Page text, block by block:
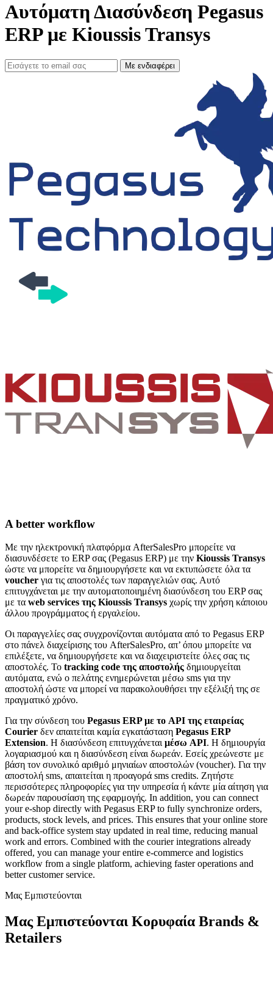
Αυτόματη Διασύνδεση Pegasus
ERP με Kioussis Transys
Με ενδιαφέρει
A better workflow
Με την ηλεκτρονική πλατφόρμα AfterSalesPro μπορείτε να
διασυνδέσετε το ERP σας (Pegasus ERP) με την Kioussis Transys
ώστε να μπορείτε να δημιουργήσετε και να εκτυπώσετε όλα τα
voucher για τις αποστολές των παραγγελιών σας. Αυτό
επιτυγχάνεται με την αυτοματοποιημένη διασύνδεση του ERP σας
με τα web services της Kioussis Transys χωρίς την χρήση κάποιου
άλλου προγράμματος ή εργαλείου.
Οι παραγγελίες σας συγχρονίζονται αυτόματα από το Pegasus ERP
στο πάνελ διαχείρισης του AfterSalesPro, απ’ όπου μπορείτε να
επιλέξετε, να δημιουργήσετε και να διαχειριστείτε όλες σας τις
αποστολές. Το tracking code της αποστολής δημιουργείται
αυτόματα, ενώ ο πελάτης ενημερώνεται μέσω sms για την
αποστολή ώστε να μπορεί να παρακολουθήσει την εξέλιξή της σε
πραγματικό χρόνο.
Για την σύνδεση του Pegasus ERP με το API της εταιρείας
Courier δεν απαιτείται καμία εγκατάσταση Pegasus ERP
Extension. H διασύνδεση επιτυγχάνεται μέσω API. Η δημιουργία
λογαριασμού και η διασύνδεση είναι δωρεάν. Εσείς χρεώνεστε με
βάση τον συνολικό αριθμό μηνιαίων αποστολών (voucher). Για την
αποστολή sms, απαιτείται η προαγορά sms credits. Ζητήστε
περισσότερες πληροφορίες για την υπηρεσία ή κάντε μία αίτηση για
δωρεάν παρουσίαση της εφαρμογής. In addition, you can connect
your e-shop directly with Pegasus ERP to fully synchronize orders,
products, stock levels, and prices. This ensures that your online store
and back-office system stay updated in real time, reducing manual
work and errors. Combined with the courier integrations already
offered, you can manage your entire e-commerce and logistics
workflow from a single platform, achieving faster operations and
better customer service.
Μας Εμπιστεύονται
Μας Εμπιστεύονται Κορυφαία Brands &
Retailers